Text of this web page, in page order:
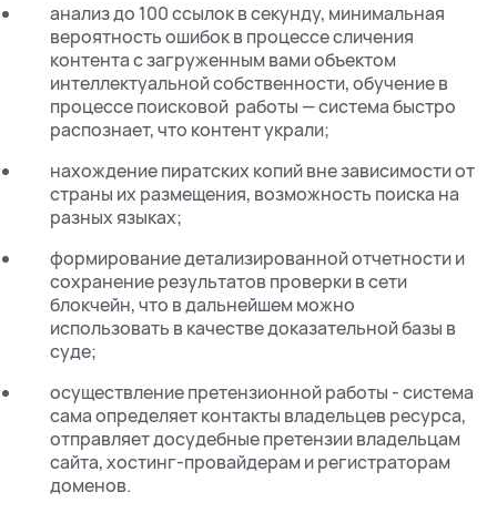
анализ до 100 ссылок в секунду, минимальная
вероятность ошибок в процессе сличения
контента с загруженным вами объектом
интеллектуальной собственности, обучение в
процессе поисковой работы — система быстро
распознает, что контент украли;
нахождение пиратских копий вне зависимости от
страны их размещения, возможность поиска на
разных языках;
формирование детализированной отчетности и
сохранение результатов проверки в сети
блокчейн, что в дальнейшем можно
использовать в качестве доказательной базы в
суде;
осуществление претензионной работы - система
сама определяет контакты владельцев ресурса,
отправляет досудебные претензии владельцам
сайта, хостинг-провайдерам и регистраторам
доменов.